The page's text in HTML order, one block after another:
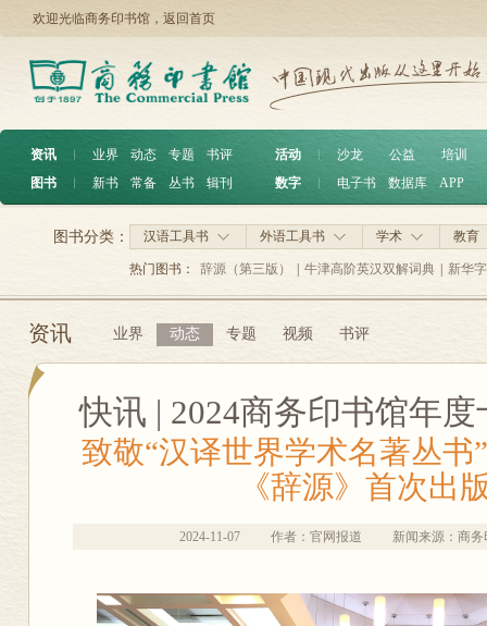
欢迎光临商务印书馆， 返回首页
资讯 ︱ 业界 动态 专题
书评
图书
︱ 新书 常备 丛书 辑刊
活动 沙龙 公益
培训
数字
电子书 数据库 APP
汉语工具书 外语工具书 学术 教育
图书分类：
热门图书： 辞源（第三版） 牛津高阶英汉双解词典 新华
资讯 业界 动态 专题 视频 书评
快讯 | 2024商务印书馆年
致敬“汉译世界学术名著丛书
《辞源》首次出
2024-11-07 作者：官网报道 新闻来源：商务